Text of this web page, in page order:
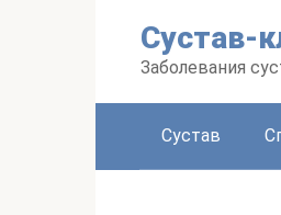
Сустав-
Заболевания
Сустав